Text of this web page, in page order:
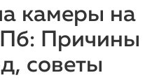
камеры на
Причины
советы